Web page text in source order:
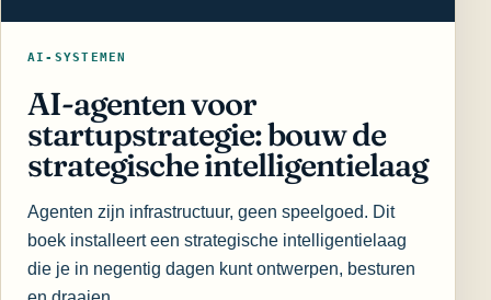
AI-SYSTEMEN
AI-agenten voor
startupstrategie: bouw de
strategische intelligentielaag
Agenten zijn infrastructuur, geen speelgoed. Dit
boek installeert een strategische intelligentielaag
die je in negentig dagen kunt ontwerpen, besturen